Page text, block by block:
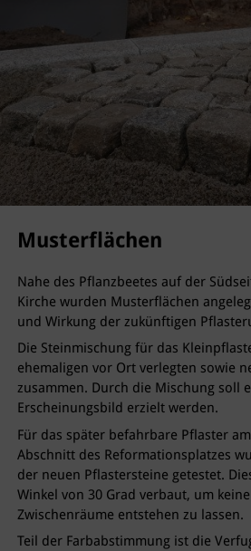
Musterflächen
Nahe des Pflanzbeetes auf der
Kirche wurden Musterflächen
und Wirkung der zukünftigen
Die Steinmischung für das
ehemaligen vor Ort verlegten sowie
zusammen. Durch die Mischung soll
Erscheinungsbild erzielt werden.
Für das später befahrbare Pflaster
Abschnitt des Reformationsplatzes
der neuen Pflastersteine getestet.
Winkel von 30 Grad verbaut, um
Zwischenräume entstehen zu lassen.
Teil der Farbabstimmung ist die